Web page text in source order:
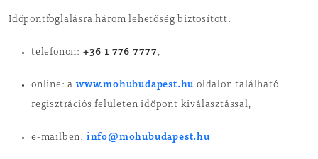
Időpontfoglalásra három lehetőség biztosított:
telefonon: +36 1 776 7777 ,
online: a www.mohubudapest.hu oldalon található
regisztrációs felületen időpont kiválasztással,
e-mailben: info@mohubudapest.hu